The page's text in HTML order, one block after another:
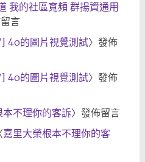
我的社區寬頻 群揚資通用
言
4o的圖片視覺測試〉發佈
4o的圖片視覺測試〉發佈
本不理你的客訴〉發佈留言
嘉里大榮根本不理你的客